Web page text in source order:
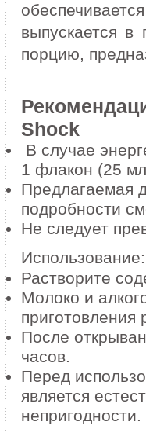
выпускается в
порцию,
Shock
В случае
1 флакон (25
Предлагаемая
подробности
Не следует
Использование:
Растворите
Молоко и
приготовления
После
часов.
Перед
является
непригодности.